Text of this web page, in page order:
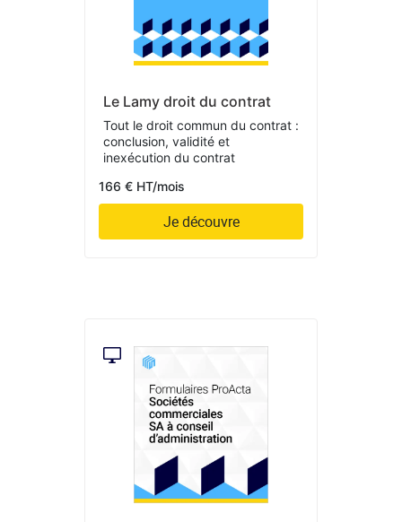
Le Lamy droit du contrat
Tout le droit commun du contrat :
conclusion, validité et
inexécution du contrat
166 € HT/mois
Je découvre